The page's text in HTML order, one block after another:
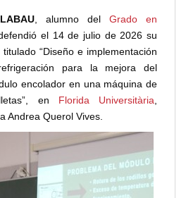
, alumno del Grado en
el 14 de julio de 2026 su
“Diseño e implementación
para la mejora del
encolador en una máquina de
en Florida Universitària,
Andrea Querol Vives.